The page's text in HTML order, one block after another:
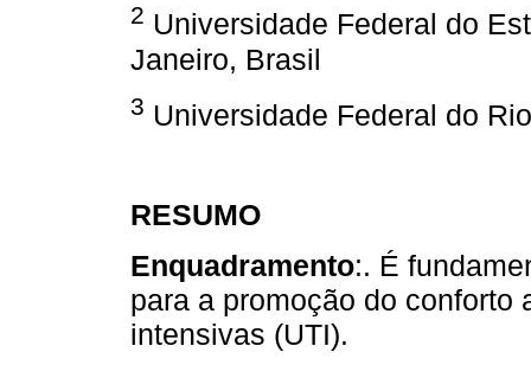
2 Universidade Federal do
Janeiro, Brasil
3 Universidade Federal do
RESUMO
Enquadramento:. É
para a promoção do conforto
intensivas (UTI).